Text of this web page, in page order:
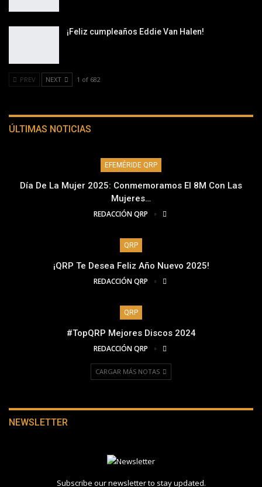
¡Feliz cumpleaños Eddie Van Halen!
PREV NEXT 1 of 682
ÚLTIMAS NOTICIAS
EFEMÉRIDE QRP
Día De La Mujer 2025: Conmemoramos El 8M Con Las
Mujeres…
REDACCIÓN QRP
QRP
¡QRP Te Desea Feliz Año Nuevo 2025!
REDACCIÓN QRP
QRP
#TopQRP Mejores Discos 2024
REDACCIÓN QRP
CARGAR MÁS NOTAS
NEWSLETTER
Subscribe our newsletter to stay updated.